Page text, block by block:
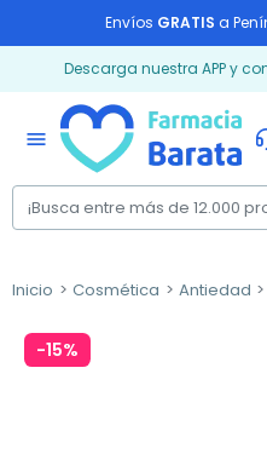
Envíos GRATIS a
Descarga nuestra APP y
menu
Inicio Cosmética Antiedad
-15%